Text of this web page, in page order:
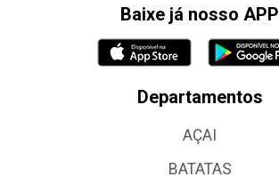
Baixe já nosso APP
Departamentos
AÇAI
BATATAS